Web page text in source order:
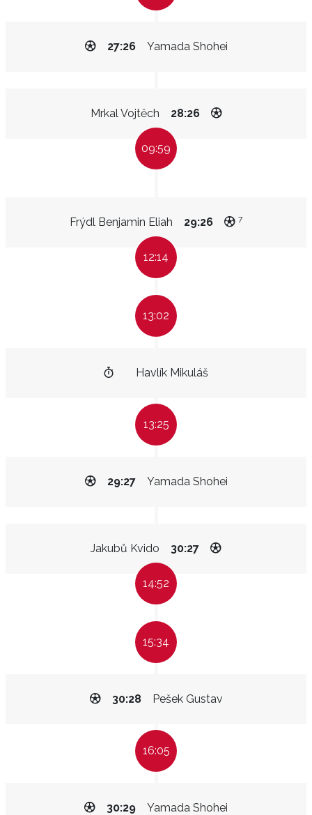
Yamada Shohei
27:26
Mrkal Vojtěch 28:26
09:59
Frýdl Benjamin Eliah 29:26 7
12:14
13:02
Havlík Mikuláš
13:25
Yamada Shohei
29:27
Jakubů Kvido 30:27
14:52
15:34
Pešek Gustav
30:28
16:05
Yamada Shohei
30:29